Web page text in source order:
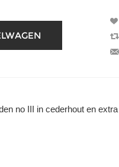
no III in cederhout en